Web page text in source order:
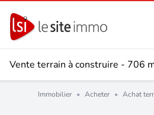
Vente terrain à construire - 706
Immobilier • Acheter • Achat